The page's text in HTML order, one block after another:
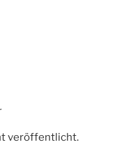
veröffentlicht.